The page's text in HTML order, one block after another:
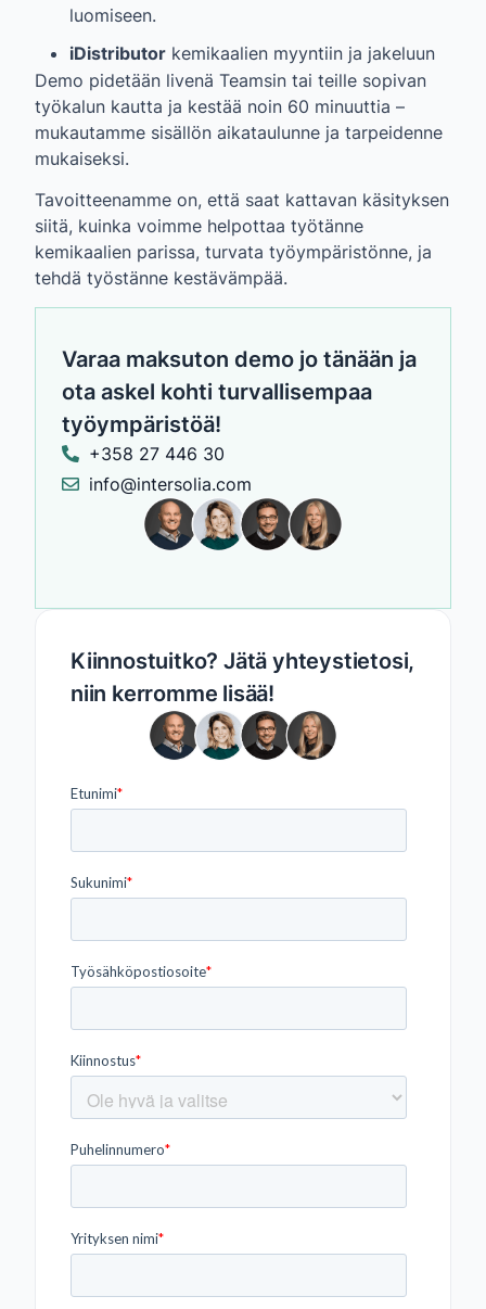
luomiseen.
iDistributor kemikaalien myyntiin ja jakeluun
Demo pidetään livenä Teamsin tai teille sopivan
työkalun kautta ja kestää noin 60 minuuttia –
mukautamme sisällön aikataulunne ja tarpeidenne
mukaiseksi.
Tavoitteenamme on, että saat kattavan käsityksen
siitä, kuinka voimme helpottaa työtänne
kemikaalien parissa, turvata työympäristönne, ja
tehdä työstänne kestävämpää.
Varaa maksuton demo jo tänään ja
ota askel kohti turvallisempaa
työympäristöä!
+358 27 446 30
info@intersolia.com
Kiinnostuitko? Jätä yhteystietosi,
niin kerromme lisää!